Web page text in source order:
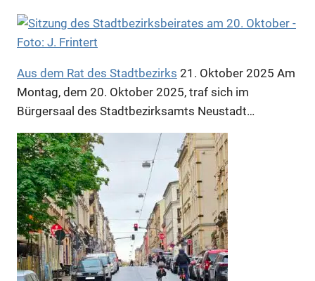
Anzeige
Anzeige
Aus dem Rat des Stadtbezirks 21. Oktober 2025 Am
Montag, dem 20. Oktober 2025, traf sich im
Bürgersaal des Stadtbezirksamts Neustadt…